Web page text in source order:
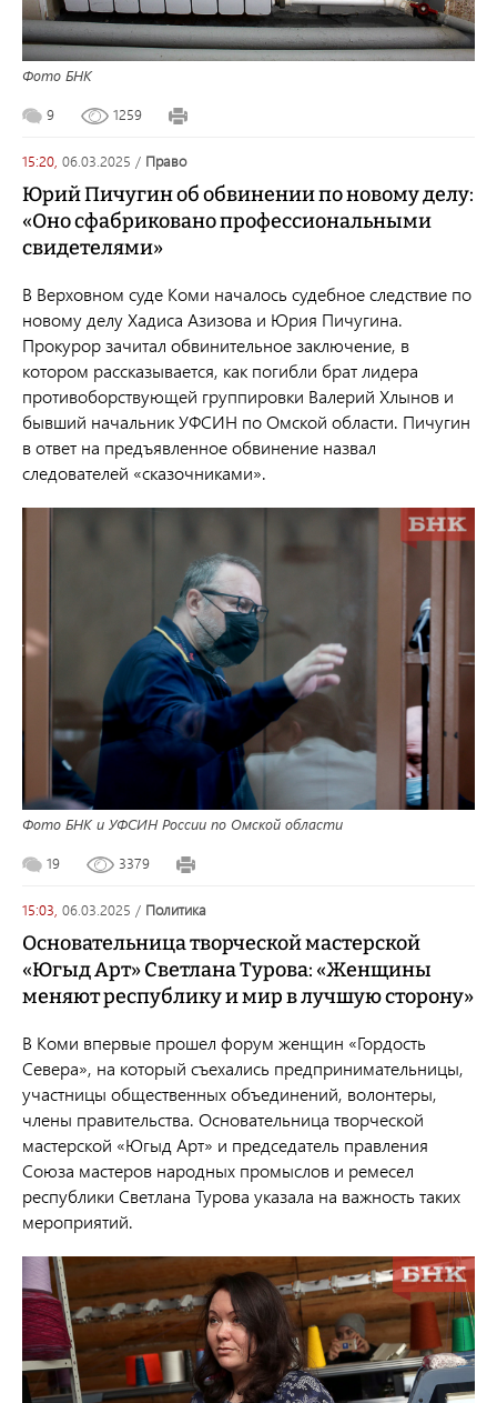
Фото БНК
9 1259
15:20, 06.03.2025 / право
Юрий Пичугин об обвинении по новому делу:
«Оно сфабриковано профессиональными
свидетелями»
В Верховном суде Коми началось судебное следствие по
новому делу Хадиса Азизова и Юрия Пичугина.
Прокурор зачитал обвинительное заключение, в
котором рассказывается, как погибли брат лидера
противоборствующей группировки Валерий Хлынов и
бывший начальник УФСИН по Омской области. Пичугин
в ответ на предъявленное обвинение назвал
следователей «сказочниками».
Фото БНК и УФСИН России по Омской области
19 3379
15:03, 06.03.2025 / политика
Основательница творческой мастерской
«Югыд Арт» Светлана Турова: «Женщины
меняют республику и мир в лучшую сторону»
В Коми впервые прошел форум женщин «Гордость
Севера», на который съехались предпринимательницы,
участницы общественных объединений, волонтеры,
члены правительства. Основательница творческой
мастерской «Югыд Арт» и председатель правления
Союза мастеров народных промыслов и ремесел
республики Светлана Турова указала на важность таких
мероприятий.